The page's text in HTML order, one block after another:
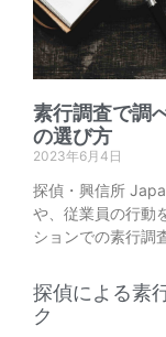
素行調査で調
の選び方
2023年6月4日
探偵・興信所
や、従業員の行動
ションでの素行調
探偵による素
ク